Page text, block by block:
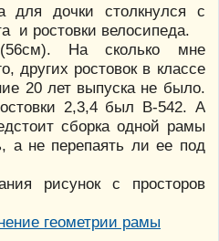
для дочки столкнулся с
и ростовки велосипеда.
(56см). На сколько мне
других ростовок в классе
20 лет выпуска не было.
2,3,4 был В-542. А
сборка одной рамы
а не перепаять ли ее под
рисунок с просторов